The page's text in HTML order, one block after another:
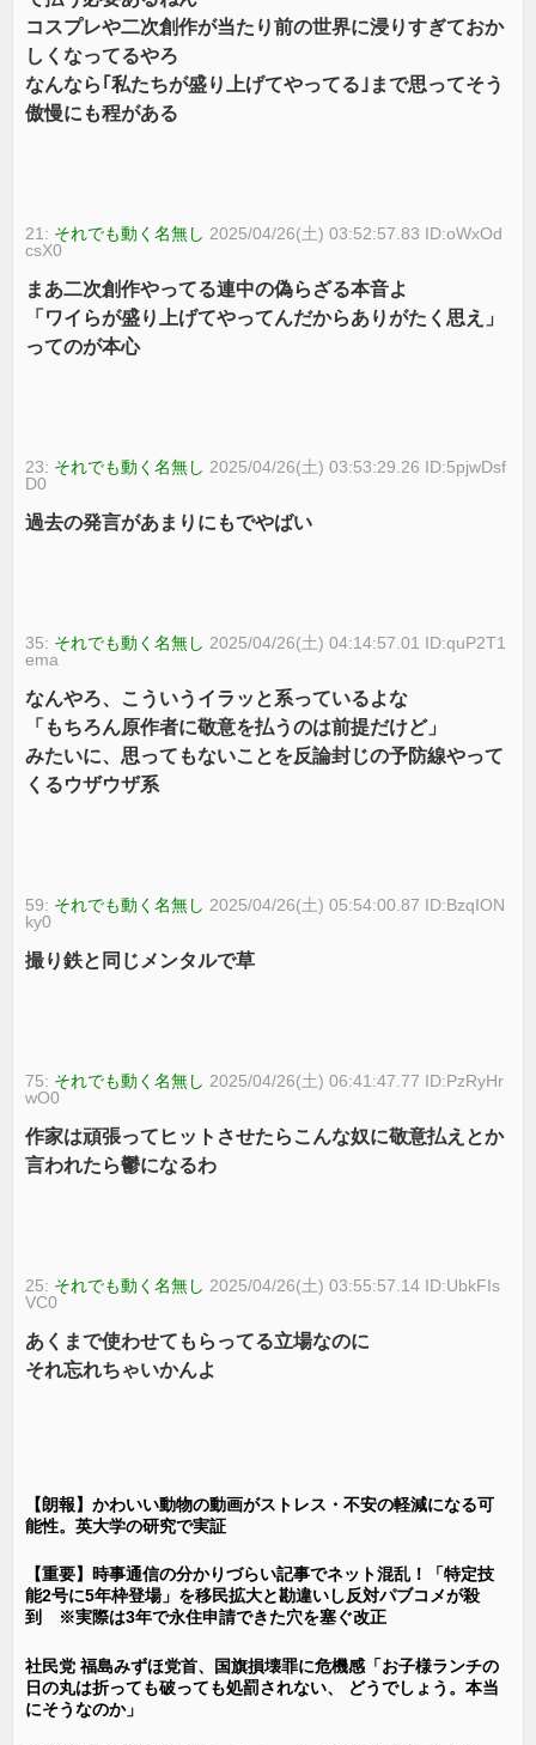
コスプレや二次創作が当たり前の世界に浸りすぎておか
しくなってるやろ
なんなら｢私たちが盛り上げてやってる｣まで思ってそう
傲慢にも程がある
21: それでも動く名無し 2025/04/26(土) 03:52:57.83 ID:oWxOd
csX0
まあ二次創作やってる連中の偽らざる本音よ
「ワイらが盛り上げてやってんだからありがたく思え」
ってのが本心
23: それでも動く名無し 2025/04/26(土) 03:53:29.26 ID:5pjwDsf
D0
過去の発言があまりにもでやばい
35: それでも動く名無し 2025/04/26(土) 04:14:57.01 ID:quP2T1
ema
なんやろ、こういうイラッと系っているよな
「もちろん原作者に敬意を払うのは前提だけど」
みたいに、思ってもないことを反論封じの予防線やって
くるウザウザ系
59: それでも動く名無し 2025/04/26(土) 05:54:00.87 ID:BzqION
ky0
撮り鉄と同じメンタルで草
75: それでも動く名無し 2025/04/26(土) 06:41:47.77 ID:PzRyHr
wO0
作家は頑張ってヒットさせたらこんな奴に敬意払えとか
言われたら鬱になるわ
25: それでも動く名無し 2025/04/26(土) 03:55:57.14 ID:UbkFIs
VC0
あくまで使わせてもらってる立場なのに
それ忘れちゃいかんよ
【朗報】かわいい動物の動画がストレス・不安の軽減になる可
能性。英大学の研究で実証
【重要】時事通信の分かりづらい記事でネット混乱！「特定技
能2号に5年枠登場」を移民拡大と勘違いし反対パブコメが殺
到 ※実際は3年で永住申請できた穴を塞ぐ改正
社民党 福島みずほ党首、国旗損壊罪に危機感「お子様ランチの
日の丸は折っても破っても処罰されない、 どうでしょう。本当
にそうなのか」